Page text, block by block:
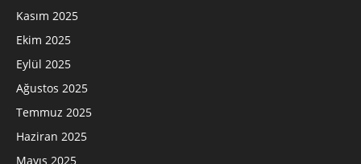
Kasım 2025
Ekim 2025
Eylül 2025
Ağustos 2025
Temmuz 2025
Haziran 2025
Mayıs 2025